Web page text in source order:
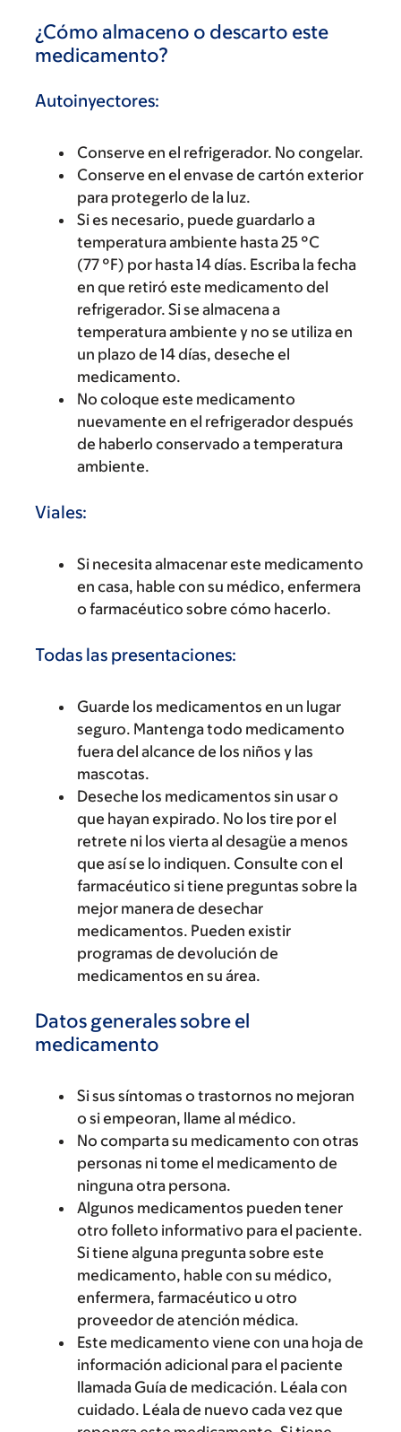
¿Cómo almaceno o descarto este
medicamento?
Autoinyectores:
Conserve en el refrigerador. No congelar.
Conserve en el envase de cartón exterior
para protegerlo de la luz.
Si es necesario, puede guardarlo a
temperatura ambiente hasta 25 °C
(77 °F) por hasta 14 días. Escriba la fecha
en que retiró este medicamento del
refrigerador. Si se almacena a
temperatura ambiente y no se utiliza en
un plazo de 14 días, deseche el
medicamento.
No coloque este medicamento
nuevamente en el refrigerador después
de haberlo conservado a temperatura
ambiente.
Viales:
Si necesita almacenar este medicamento
en casa, hable con su médico, enfermera
o farmacéutico sobre cómo hacerlo.
Todas las presentaciones:
Guarde los medicamentos en un lugar
seguro. Mantenga todo medicamento
fuera del alcance de los niños y las
mascotas.
Deseche los medicamentos sin usar o
que hayan expirado. No los tire por el
retrete ni los vierta al desagüe a menos
que así se lo indiquen. Consulte con el
farmacéutico si tiene preguntas sobre la
mejor manera de desechar
medicamentos. Pueden existir
programas de devolución de
medicamentos en su área.
Datos generales sobre el
medicamento
Si sus síntomas o trastornos no mejoran
o si empeoran, llame al médico.
No comparta su medicamento con otras
personas ni tome el medicamento de
ninguna otra persona.
Algunos medicamentos pueden tener
otro folleto informativo para el paciente.
Si tiene alguna pregunta sobre este
medicamento, hable con su médico,
enfermera, farmacéutico u otro
proveedor de atención médica.
Este medicamento viene con una hoja de
información adicional para el paciente
llamada Guía de medicación. Léala con
cuidado. Léala de nuevo cada vez que